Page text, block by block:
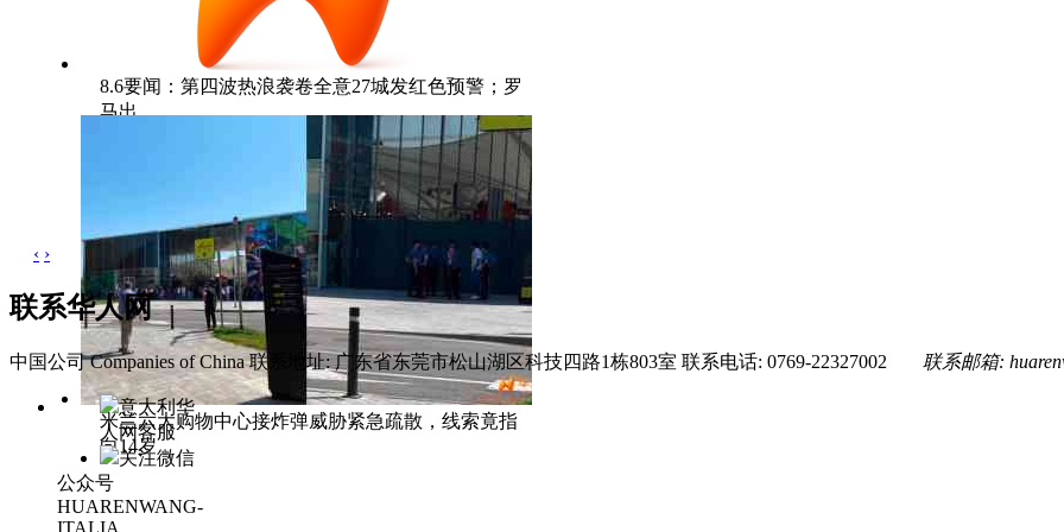
8.6要闻：第四波热浪袭卷全意27城发红色预警；罗
马出
米兰六大购物中心接炸弹威胁紧急疏散，线索竟指
向14岁
‹ ›
联系华人网
中国公司 Companies of China 联系地址: 广东省东莞市松山湖区科技四路1栋803室 联系电话: 0769-22327002 联系邮箱:
意大利华
人网客服
关注微信
公众号
HUARENWANG-
ITALIA